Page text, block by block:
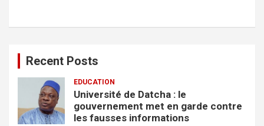
h
Recent Posts
EDUCATION
Université de Datcha : le
gouvernement met en garde contre
les fausses informations